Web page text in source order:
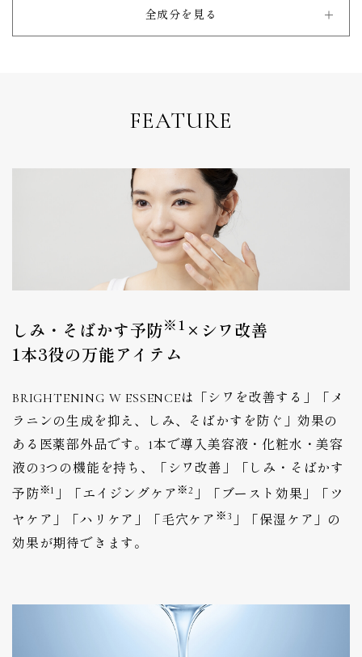
全成分を見る
FEATURE
しみ・そばかす予防※1 ×シワ改善
1本3役の万能アイテム
BRIGHTENING W ESSENCEは「シワを改善する」「メ
ラニンの生成を抑え、しみ、そばかすを防ぐ」効果の
ある医薬部外品です。1本で導入美容液・化粧水・美容
液の3つの機能を持ち、「シワ改善」「しみ・そばかす
予防※1 」「エイジングケア※2 」「ブースト効果」「ツ
ヤケア」「ハリケア」「毛穴ケア ※3」「保湿ケア」の
効果が期待できます。